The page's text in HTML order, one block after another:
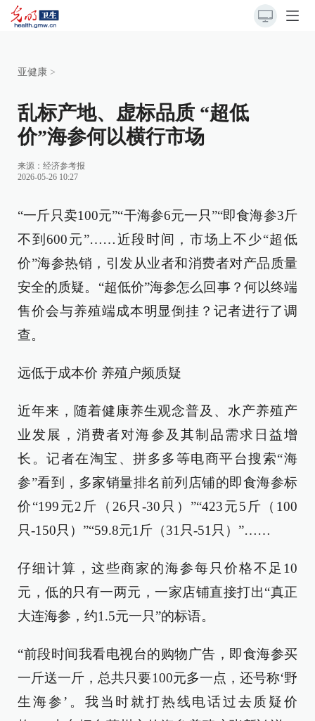
亚健康 >
乱标产地、虚标品质 “超低
价”海参何以横行市场
来源： 经济参考报
2026-05-26 10:27
“一斤只卖100元”“干海参6元一只”“即食海参3斤
不到600元”……近段时间，市场上不少“超低
价”海参热销，引发从业者和消费者对产品质量
安全的质疑。“超低价”海参怎么回事？何以终端
售价会与养殖端成本明显倒挂？记者进行了调
查。
远低于成本价 养殖户频质疑
近年来，随着健康养生观念普及、水产养殖产
业发展，消费者对海参及其制品需求日益增
长。记者在淘宝、拼多多等电商平台搜索“海
参”看到，多家销量排名前列店铺的即食海参标
价“199元2斤（26只-30只）”“423元5斤（100
只-150只）”“59.8元1斤（31只-51只）”……
仔细计算，这些商家的海参每只价格不足10
元，低的只有一两元，一家店铺直接打出“真正
大连海参，约1.5元一只”的标语。
“前段时间我看电视台的购物广告，即食海参买
一斤送一斤，总共只要100元多一点，还号称‘野
生海参’。我当时就打热线电话过去质疑价